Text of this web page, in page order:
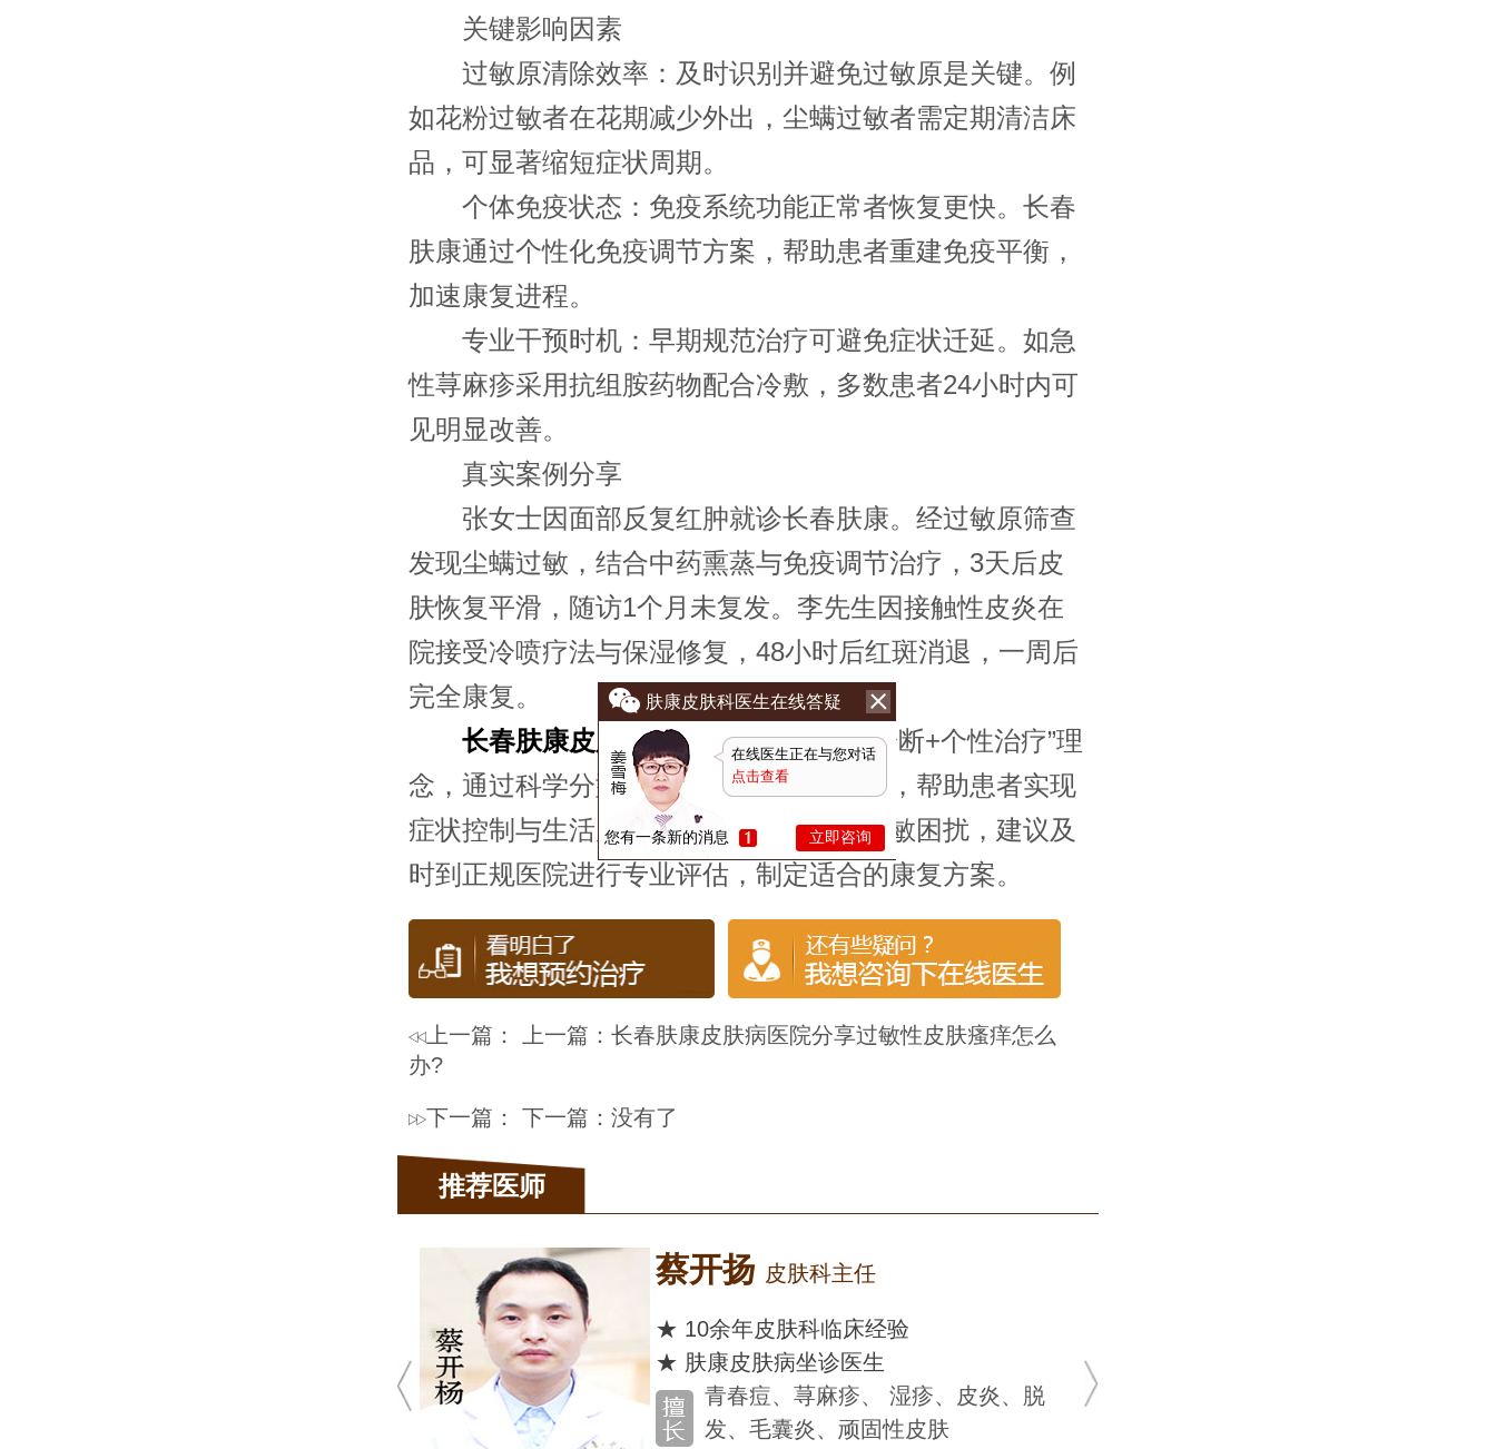
关键影响因素
过敏原清除效率：及时识别并避免过敏原是关键。例
如花粉过敏者在花期减少外出，尘螨过敏者需定期清洁床
品，可显著缩短症状周期。
个体免疫状态：免疫系统功能正常者恢复更快。长春
肤康通过个性化免疫调节方案，帮助患者重建免疫平衡，
加速康复进程。
专业干预时机：早期规范治疗可避免症状迁延。如急
性荨麻疹采用抗组胺药物配合冷敷，多数患者24小时内可
见明显改善。
真实案例分享
张女士因面部反复红肿就诊长春肤康。经过敏原筛查
发现尘螨过敏，结合中药熏蒸与免疫调节治疗，3天后皮
肤恢复平滑，随访1个月未复发。李先生因接触性皮炎在
院接受冷喷疗法与保湿修复，48小时后红斑消退，一周后
完全康复。
长春肤康皮肤病专科医院倡导“精准诊断+个性治疗”理
念，通过科学分型、分阶段管理过敏症状，帮助患者实现
症状控制与生活质量的双重提升。如遇过敏困扰，建议及
时到正规医院进行专业评估，制定适合的康复方案。
上一篇： 上一篇： 长春肤康皮肤病医院分享过敏性皮肤瘙痒怎么
办?
下一篇： 下一篇：没有了
推荐医师
蔡开扬皮肤科主任
★ 10余年皮肤科临床经验
★ 肤康皮肤病坐诊医生
青春痘、荨麻疹、 湿疹、皮炎、脱
发、毛囊炎、顽固性皮肤
肤康皮肤科医生在线答疑
在线医生正在与您对话
点击查看
您有一条新的消息 立即咨询